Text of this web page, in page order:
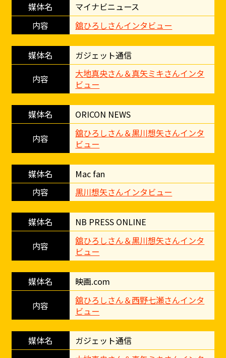
マイナビニュース
舘ひろしさんインタビュー
ガジェット通信
大地真央さん＆真矢ミキさんインタ
ビュー
ORICON NEWS
舘ひろしさん＆黒川想矢さんインタ
ビュー
Mac fan
黒川想矢さんインタビュー
NB PRESS ONLINE
舘ひろしさん＆黒川想矢さんインタ
ビュー
映画.com
舘ひろしさん＆西野七瀬さんインタ
ビュー
ガジェット通信